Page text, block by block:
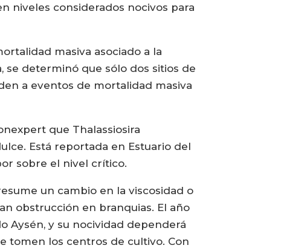
niveles considerados nocivos para
masiva asociado a la
se determinó que sólo dos sitios de
a eventos de mortalidad masiva
que Thalassiosira
Está reportada en Estuario del
sobre el nivel crítico.
un cambio en la viscosidad o
obstrucción en branquias. El año
Aysén, y su nocividad dependerá
tomen los centros de cultivo. Con